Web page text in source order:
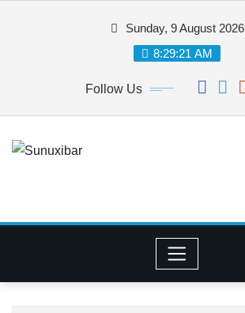
Sunday, 9 August 2026
8:29:21 AM
Follow Us